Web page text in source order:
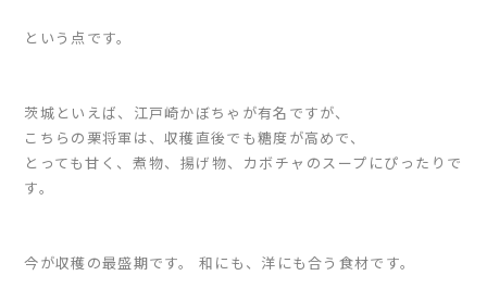
という点です。
茨城といえば、江戸崎かぼちゃが有名ですが、
こちらの栗将軍は、収穫直後でも糖度が高めで、
とっても甘く、煮物、揚げ物、カボチャのスープにぴったりで
す。
今が収穫の最盛期です。 和にも、洋にも合う食材です。